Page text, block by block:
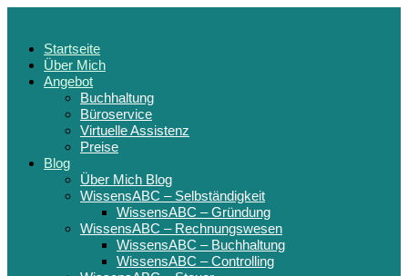
Startseite
Über Mich
Angebot
Buchhaltung
Büroservice
Virtuelle Assistenz
Preise
Blog
Über Mich Blog
WissensABC – Selbständigkeit
WissensABC – Gründung
WissensABC – Rechnungswesen
WissensABC – Buchhaltung
WissensABC – Controlling